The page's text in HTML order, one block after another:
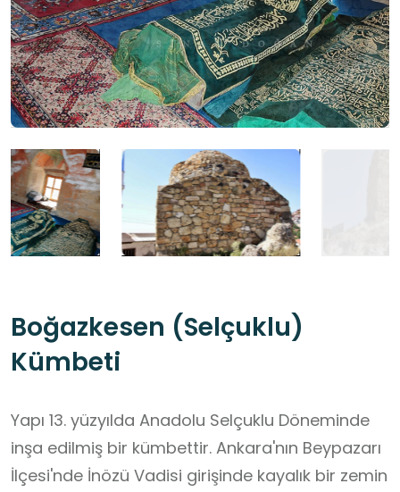
Boğazkesen (Selçuklu)
Kümbeti
Yapı 13. yüzyılda Anadolu Selçuklu Döneminde
inşa edilmiş bir kümbettir. Ankara'nın Beypazarı
İlçesi'nde İnözü Vadisi girişinde kayalık bir zemin